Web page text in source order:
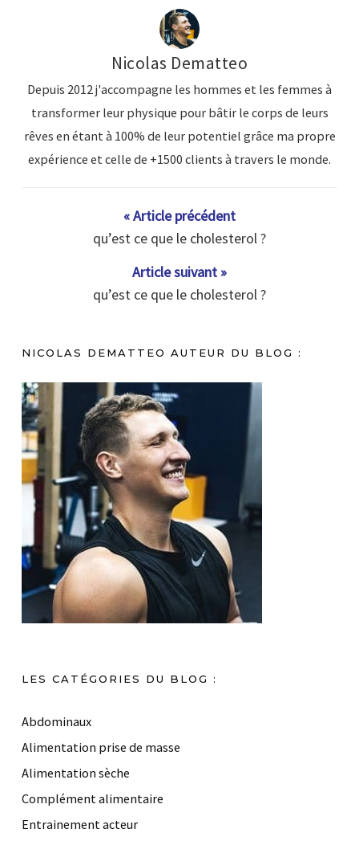
Nicolas Dematteo
Depuis 2012 j'accompagne les hommes et les femmes à
transformer leur physique pour bâtir le corps de leurs
rêves en étant à 100% de leur potentiel grâce ma propre
expérience et celle de +1500 clients à travers le monde.
« Article précédent
qu’est ce que le cholesterol ?
Article suivant »
qu’est ce que le cholesterol ?
NICOLAS DEMATTEO AUTEUR DU BLOG :
LES CATÉGORIES DU BLOG :
Abdominaux
Alimentation prise de masse
Alimentation sèche
Complément alimentaire
Entrainement acteur